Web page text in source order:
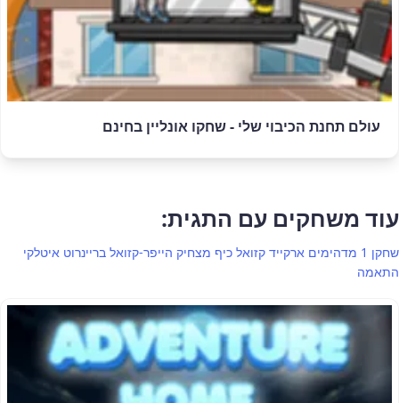
עולם תחנת הכיבוי שלי - שחקו אונליין בחינם
עוד משחקים עם התגית:
שחקן 1 מדהימים ארקייד קזואל כיף מצחיק הייפר-קזואל בריינרוט איטלקי
התאמה